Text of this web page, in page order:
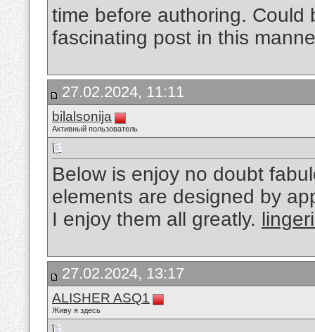
time before authoring. Could
fascinating post in this
27.02.2024, 11:11
bilalsonija
Активный пользователь
Below is enjoy no doubt
elements are designed by
I enjoy them all greatly.
27.02.2024, 13:17
ALISHER ASQ1
Живу я здесь